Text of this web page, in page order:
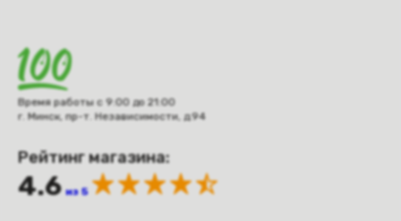
Время работы с 9:00 до 21:00
г. Минск, пр-т. Независимости, д.94
Рейтинг магазина:
4.6 из 5